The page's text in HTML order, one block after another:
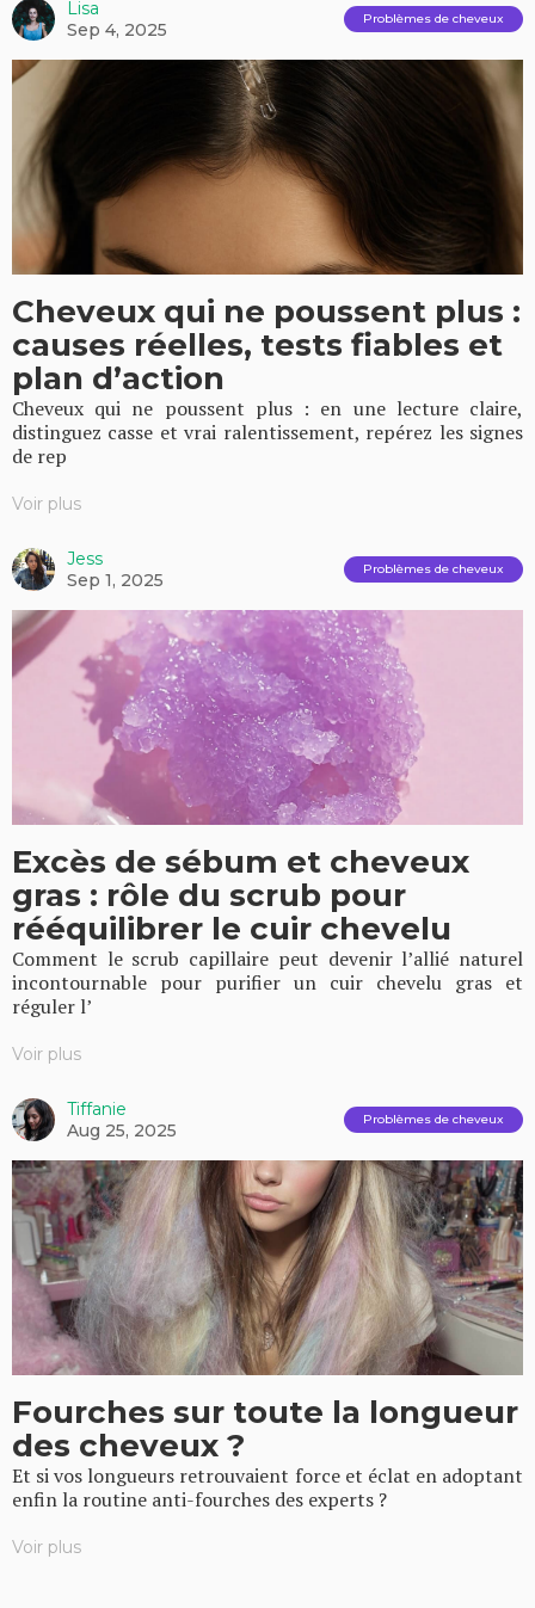
Lisa
Sep 4, 2025
Problèmes de cheveux
Cheveux qui ne poussent plus :
causes réelles, tests fiables et
plan d’action
Cheveux qui ne poussent plus : en une lecture claire,
distinguez casse et vrai ralentissement, repérez les signes
de rep
Voir plus
Jess
Sep 1, 2025
Problèmes de cheveux
Excès de sébum et cheveux
gras : rôle du scrub pour
rééquilibrer le cuir chevelu
Comment le scrub capillaire peut devenir l’allié naturel
incontournable pour purifier un cuir chevelu gras et
réguler l’
Voir plus
Tiffanie
Aug 25, 2025
Problèmes de cheveux
Fourches sur toute la longueur
des cheveux ?
Et si vos longueurs retrouvaient force et éclat en adoptant
enfin la routine anti-fourches des experts ?
Voir plus